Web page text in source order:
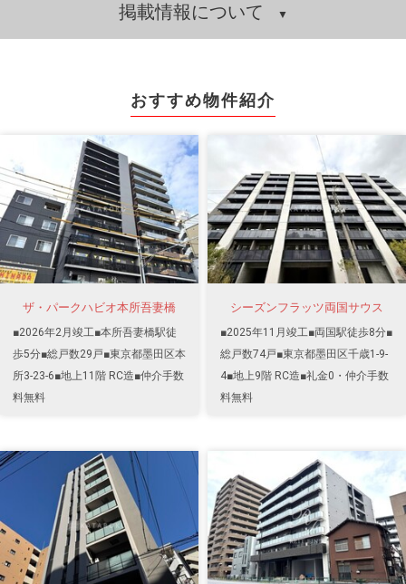
掲載情報について
おすすめ物件紹介
ザ・パークハビオ本所吾妻橋
■2026年2月竣工■本所吾妻橋駅徒
歩5分■総戸数29戸■東京都墨田区本
所3-23-6■地上11階 RC造■仲介手数
料無料
シーズンフラッツ両国サウス
■2025年11月竣工■両国駅徒歩8分■
総戸数74戸■東京都墨田区千歳1-9-
4■地上9階 RC造■礼金0・仲介手数
料無料